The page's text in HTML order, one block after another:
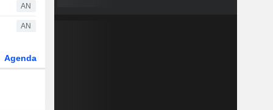
AN
AN
Agenda